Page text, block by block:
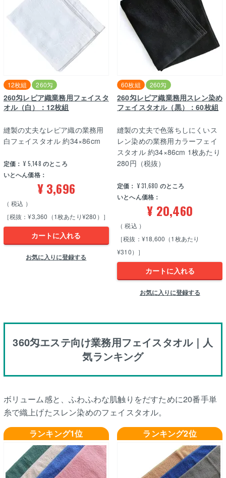
260匁レピア織業務用フェイスタ
オル（白）：12枚組
12枚組 260匁
定価： ¥ 5,148 のところ
いとへん価格：
¥ 3,696
税込
［税抜：¥3,360（1枚あたり¥280）］
縫製の丈夫なレピア織の業務用
白フェイスタオル 約34×86cm
カートに入れる
お気に入りに登録する
260匁レピア織業務用スレン染め
フェイスタオル（黒）：60枚組
60枚組 260匁
定価： ¥31,680 のところ
いとへん価格：
¥ 20,460
税込
［税抜：¥18,600（1枚あたり
¥310）］
縫製の丈夫で色落ちしにくいス
レン染めの業務用カラーフェイ
スタオル 約34×86cm 1枚あたり
280円（税抜）
カートに入れる
お気に入りに登録する
360匁エステ向け業務用フェイスタオル｜人
気ランキング
ボリューム感と、ふわふわな肌触りをだすために20番手単
糸で織上げたスレン染めのフェイスタオル。
ランキング1位
ランキング2位